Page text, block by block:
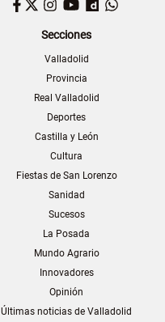
Facebook
TwitterInstagram
YouTubeDailymotion
Secciones
Valladolid
Provincia
Real Valladolid
Deportes
Castilla y León
Cultura
Fiestas de San Lorenzo
Sanidad
Sucesos
La Posada
Mundo Agrario
Innovadores
Opinión
Últimas noticias de Valladolid